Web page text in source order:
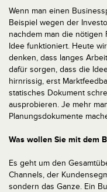
Wenn man einen
Beispiel wegen der
nachdem man die nötigen
Idee funktioniert. Heute
denken, dass langes
dafür sorgen, dass die
hirnrissig, erst
statisches Dokument
ausprobieren. Je mehr
Planungsdokumente
Was wollen Sie mit dem
Es geht um den
Channels, der
sondern das Ganze. Ein